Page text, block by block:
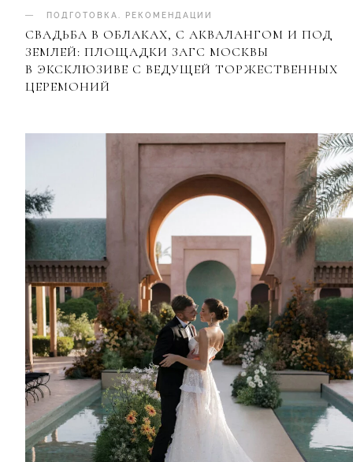
ПОДГОТОВКА. РЕКОМЕНДАЦИИ
СВАДЬБА В ОБЛАКАХ, С АКВАЛАНГОМ И ПОД
ЗЕМЛЕЙ: ПЛОЩАДКИ ЗАГС МОСКВЫ
В ЭКСКЛЮЗИВЕ С ВЕДУЩЕЙ ТОРЖЕСТВЕННЫХ
ЦЕРЕМОНИЙ